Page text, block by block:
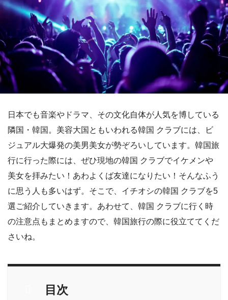
日本でも音楽やドラマ、その文化自体が人気を博している
隣国・韓国。美容大国ともいわれる韓国 クラブには、ビ
ジュアル大爆発の美男美女が勢ぞろいしています。韓国旅
行に行った際には、ぜひ現地の韓国 クラブでイケメンや
美女を拝みたい！あわよくば友達になりたい！そんなふう
に思う人も多いはず。そこで、イチオシの韓国 クラブを5
選ご紹介していきます。あわせて、韓国 クラブに行く時
の注意点もまとめますので、韓国旅行の際に役立ててくだ
さいね。
目次